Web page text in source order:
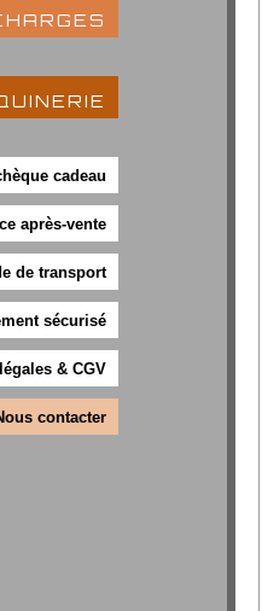
cadeau
après-vente
de transport
sécurisé
& CGV
contacter